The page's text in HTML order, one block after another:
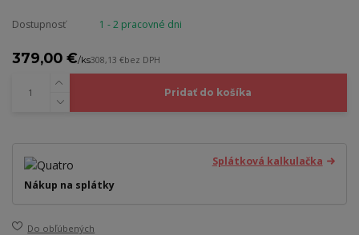
Dostupnosť 1 - 2 pracovné dni
379,00 €/ks308,13 €bez DPH
Pridať do košíka
Splátková kalkulačka
Nákup na splátky
Do obľúbených